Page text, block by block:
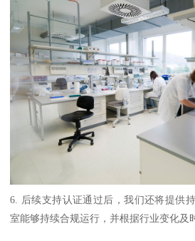
6. 后续支持认证通过后，我们还将提供
室能够持续合规运行，并根据行业变化及